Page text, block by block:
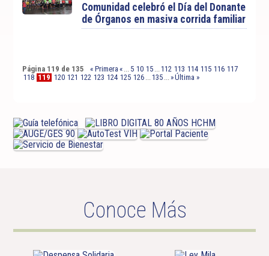
Comunidad celebró el Día del Donante
de Órganos en masiva corrida familiar
Página 119 de 135 « Primera « 5 10 15 112 113 114 115 116 117
118 119 120 121 122 123 124 125 126 135 »Última »
Conoce Más